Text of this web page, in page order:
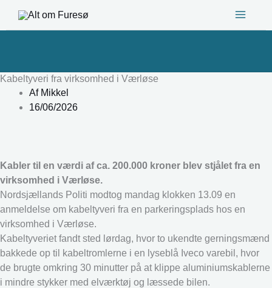
Kabeltyveri fra virksomhed i Værløse
AfMikkel
16/06/2026
Kabler til en værdi af ca. 200.000 kroner blev stjålet fra en
virksomhed i Værløse.
Nordsjællands Politi modtog mandag klokken 13.09 en
anmeldelse om kabeltyveri fra en parkeringsplads hos en
virksomhed i Værløse.
Kabeltyveriet fandt sted lørdag, hvor to ukendte gerningsmænd
bakkede op til kabeltromlerne i en lyseblå Iveco varebil, hvor
de brugte omkring 30 minutter på at klippe aluminiumskablerne
i mindre stykker med elværktøj og læssede bilen.